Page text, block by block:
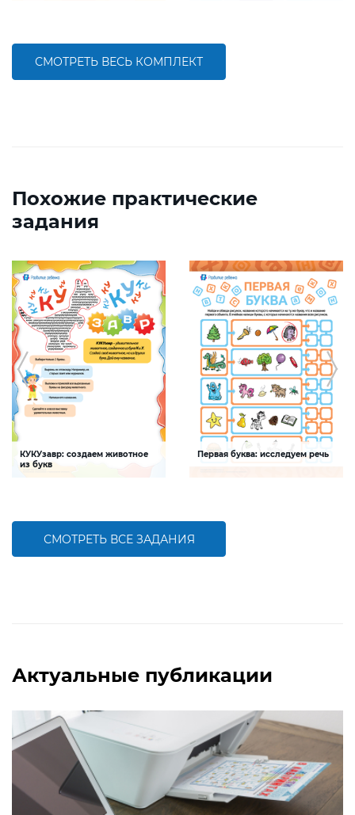
СМОТРЕТЬ ВЕСЬ КОМПЛЕКТ
Похожие практические
задания
КУКУзавр: создаем животное
из букв
Первая буква: исследуем речь
СМОТРЕТЬ ВСЕ ЗАДАНИЯ
Актуальные публикации